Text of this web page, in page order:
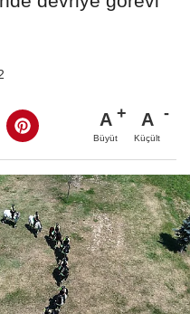
A
Büyüt
A
Küçült